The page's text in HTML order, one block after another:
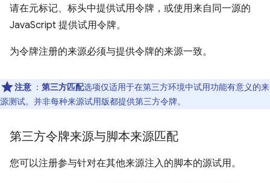
请在元标记、标头中提供试用令牌，或使用来自同一源的
JavaScript 提供试用令牌。
为令牌注册的来源必须与提供令牌的来源一致。
注意 ： 第三方匹配选项仅适用于在第三方环境中试用功能有意义的来
源测试。并非每种来源试用版都提供第三方令牌。
第三方令牌来源与脚本来源匹配
您可以注册参与针对在其他来源注入的脚本的源试用。